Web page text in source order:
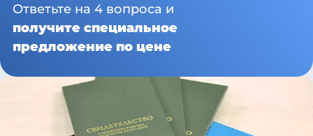
Ответьте на 4 вопроса и
получите специальное
предложение по цене